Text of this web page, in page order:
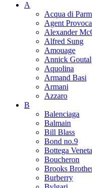
A
Acqua di
Agent
Alexander
Alfred Sung
Amouage
Annick Goutal
Aquolina
Armand Basi
Armani
Azzaro
B
Balenciaga
Balmain
Bill Blass
Bond no.9
Bottega Veneta
Boucheron
Brooks
Burberry